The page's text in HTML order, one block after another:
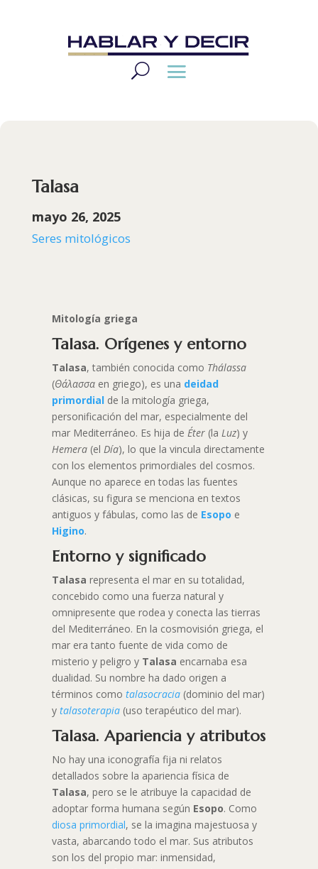
Talasa
mayo 26, 2025
Seres mitológicos
Mitología griega
Talasa. Orígenes y entorno
Talasa, también conocida como Thálassa
(Θάλασσαen griego), es una deidad
primordial de la mitología griega,
personificación del mar, especialmente del
mar Mediterráneo. Es hija de Éter(la Luz) y
Hemera(el Día), lo que la vincula directamente
con los elementos primordiales del cosmos.
Aunque no aparece en todas las fuentes
clásicas, su figura se menciona en textos
antiguos y fábulas, como las de Esopo e
Higino.
Entorno y significado
Talasa representa el mar en su totalidad,
concebido como una fuerza natural y
omnipresente que rodea y conecta las tierras
del Mediterráneo. En la cosmovisión griega, el
mar era tanto fuente de vida como de
misterio y peligro y Talasa encarnaba esa
dualidad. Su nombre ha dado origen a
términos como talasocracia (dominio del mar)
y talasoterapia(uso terapéutico del mar).
Talasa. Apariencia y atributos
No hay una iconografía fija ni relatos
detallados sobre la apariencia física de
Talasa, pero se le atribuye la capacidad de
adoptar forma humana según Esopo. Como
diosa primordial, se la imagina majestuosa y
vasta, abarcando todo el mar. Sus atributos
son los del propio mar: inmensidad,